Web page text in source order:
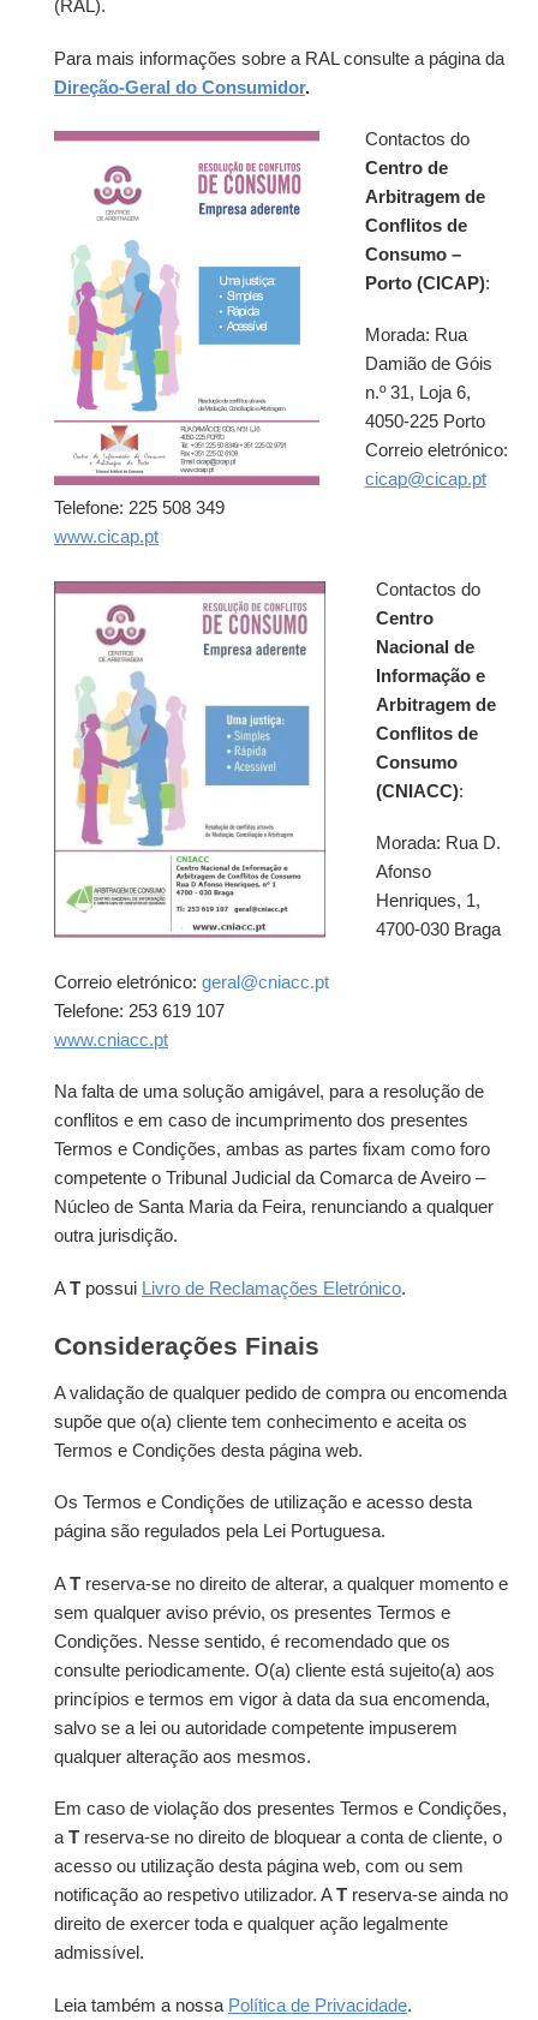
(RAL).
Para mais informações sobre a RAL consulte a página da
Direção-Geral do Consumidor.
Contactos do
Centro de
Arbitragem de
Conflitos de
Consumo –
Porto (CICAP):
Morada: Rua
Damião de Góis
n.º 31, Loja 6,
4050-225 Porto
Correio eletrónico:
cicap@cicap.pt
Telefone: 225 508 349
www.cicap.pt
Contactos do
Centro
Nacional de
Informação e
Arbitragem de
Conflitos de
Consumo
(CNIACC):
Morada: Rua D.
Afonso
Henriques, 1,
4700-030 Braga
Correio eletrónico: geral@cniacc.pt
Telefone: 253 619 107
www.cniacc.pt
Na falta de uma solução amigável, para a resolução de
conflitos e em caso de incumprimento dos presentes
Termos e Condições, ambas as partes fixam como foro
competente o Tribunal Judicial da Comarca de Aveiro –
Núcleo de Santa Maria da Feira, renunciando a qualquer
outra jurisdição.
AT possui Livro de Reclamações Eletrónico.
Considerações Finais
A validação de qualquer pedido de compra ou encomenda
supõe que o(a) cliente tem conhecimento e aceita os
Termos e Condições desta página web.
Os Termos e Condições de utilização e acesso desta
página são regulados pela Lei Portuguesa.
AT reserva-se no direito de alterar, a qualquer momento e
sem qualquer aviso prévio, os presentes Termos e
Condições. Nesse sentido, é recomendado que os
consulte periodicamente. O(a) cliente está sujeito(a) aos
princípios e termos em vigor à data da sua encomenda,
salvo se a lei ou autoridade competente impuserem
qualquer alteração aos mesmos.
Em caso de violação dos presentes Termos e Condições,
a T reserva-se no direito de bloquear a conta de cliente, o
acesso ou utilização desta página web, com ou sem
notificação ao respetivo utilizador. AT reserva-se ainda no
direito de exercer toda e qualquer ação legalmente
admissível.
Leia também a nossa Política de Privacidade.